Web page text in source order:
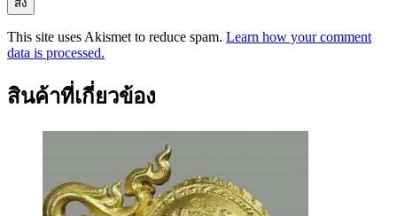
This site uses Akismet to reduce spam. Learn how your comment
data is processed.
สินค้าที่เกี่ยวข้อง